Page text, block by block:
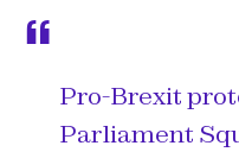
Pro-Brexit
Parliament